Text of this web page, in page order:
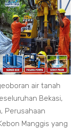
air tanah
Bekasi,
Perusahaan
Manggis yang